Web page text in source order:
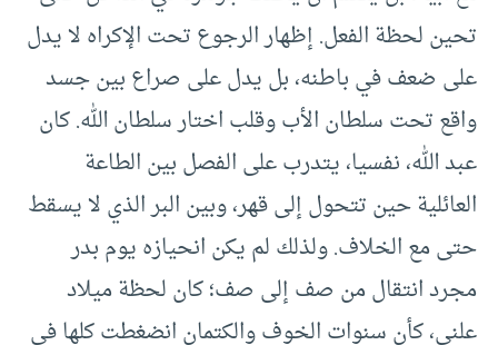
تحين لحظة الفعل. إظهار الرجوع تحت الإكراه لا يدل
على ضعف في باطنه، بل يدل على صراع بين جسد
واقع تحت سلطان الأب وقلب اختار سلطان الله. كان
عبد الله، نفسيا، يتدرب على الفصل بين الطاعة
العائلية حين تتحول إلى قهر، وبين البر الذي لا يسقط
حتى مع الخلاف. ولذلك لم يكن انحيازه يوم بدر
مجرد انتقال من صف إلى صف؛ كان لحظة ميلاد
علني، كأن سنوات الخوف والكتمان انضغطت كلها في